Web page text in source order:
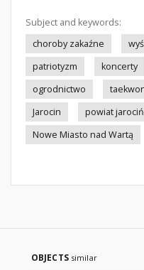
Subject and keywords:
choroby zakaźne
patriotyzm
koncerty
ogrodnictwo
Jarocin
powiat
Nowe Miasto nad Wartą
OBJECTS similar